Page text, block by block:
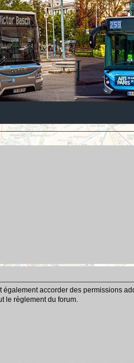
accorder des permissions
le règlement du forum.